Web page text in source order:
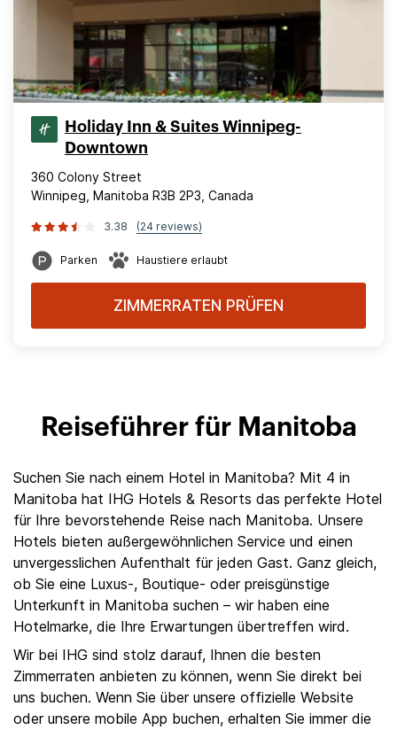
Holiday Inn & Suites Winnipeg-
Downtown
360 Colony Street
Winnipeg, Manitoba R3B 2P3, Canada
3.38 (24 reviews)
Parken Haustiere erlaubt
ZIMMERRATEN PRÜFEN
Reiseführer für Manitoba
Suchen Sie nach einem Hotel in Manitoba? Mit 4 in
Manitoba hat IHG Hotels & Resorts das perfekte Hotel
für Ihre bevorstehende Reise nach Manitoba. Unsere
Hotels bieten außergewöhnlichen Service und einen
unvergesslichen Aufenthalt für jeden Gast. Ganz gleich,
ob Sie eine Luxus-, Boutique- oder preisgünstige
Unterkunft in Manitoba suchen – wir haben eine
Hotelmarke, die Ihre Erwartungen übertreffen wird.
Wir bei IHG sind stolz darauf, Ihnen die besten
Zimmerraten anbieten zu können, wenn Sie direkt bei
uns buchen. Wenn Sie über unsere offizielle Website
oder unsere mobile App buchen, erhalten Sie immer die